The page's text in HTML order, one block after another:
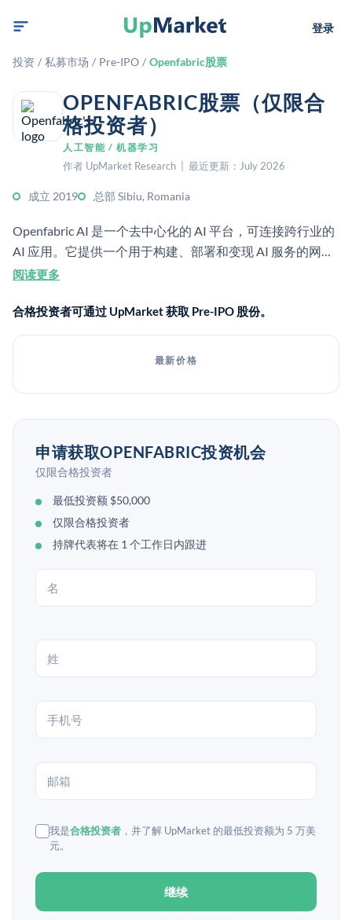
登录
投资 / 私募市场 / Pre-IPO / Openfabric股票
OPENFABRIC股票（仅限合
格投资者）
人工智能 / 机器学习
作者 UpMarket Research | 最近更新：July 2026
成立 2019 总部 Sibiu, Romania
Openfabric AI 是一个去中心化的 AI 平台，可连接跨行业的
AI 应用。它提供一个用于构建、部署和变现 AI 服务的网络
和市场。
阅读更多
合格投资者可通过 UpMarket 获取 Pre-IPO 股份。
最新价格
申请获取OPENFABRIC投资机会
仅限合格投资者
最低投资额 $50,000
仅限合格投资者
持牌代表将在 1 个工作日内跟进
我是合格投资者 ，并了解 UpMarket 的最低投资额为 5 万美
元。
继续